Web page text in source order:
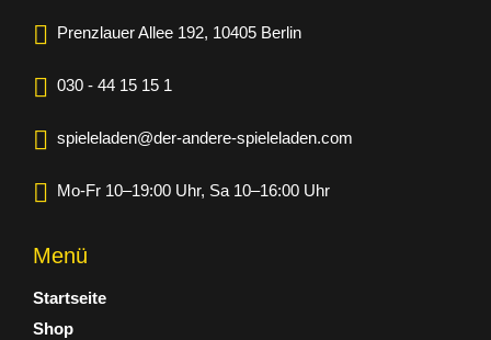
Prenzlauer Allee 192, 10405 Berlin
030 - 44 15 15 1
spieleladen@der-andere-spieleladen.com
Mo-Fr 10–19:00 Uhr, Sa 10–16:00 Uhr
Menü
Startseite
Shop